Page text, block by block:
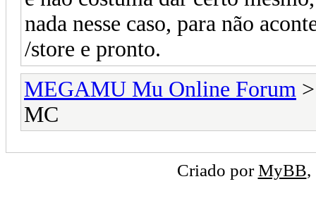
nada nesse caso, para não
/store e pronto.
MEGAMU Mu Online Forum
MC
Criado porMyBB,